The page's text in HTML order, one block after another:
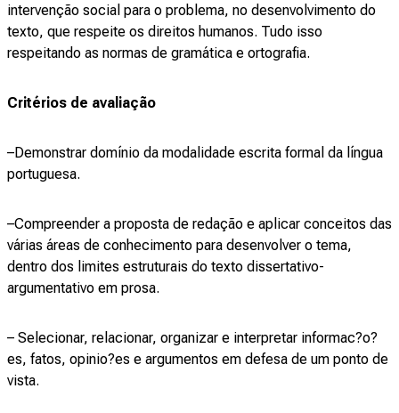
intervenção social para o problema, no desenvolvimento do
texto, que respeite os direitos humanos. Tudo isso
respeitando as normas de gramática e ortografia.
Critérios de avaliação
–Demonstrar domínio da modalidade escrita formal da língua
portuguesa.
–Compreender a proposta de redação e aplicar conceitos das
várias áreas de conhecimento para desenvolver o tema,
dentro dos limites estruturais do texto dissertativo-
argumentativo em prosa.
– Selecionar, relacionar, organizar e interpretar informac?o?
es, fatos, opinio?es e argumentos em defesa de um ponto de
vista.